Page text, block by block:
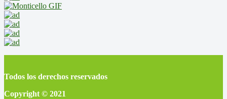
Todos los derechos reservados
Copyright © 2021